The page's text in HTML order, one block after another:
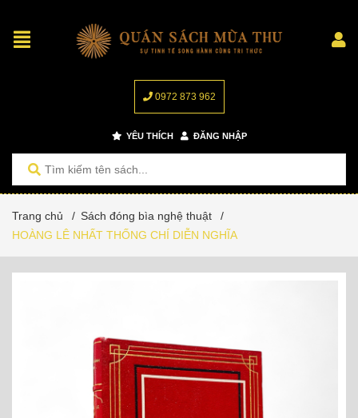
0972 873 962
YÊU THÍCH ĐĂNG NHẬP
Trang chủ / Sách đóng bìa nghệ thuật
/
HOÀNG LÊ NHẤT THỐNG CHÍ DIỄN NGHĨA